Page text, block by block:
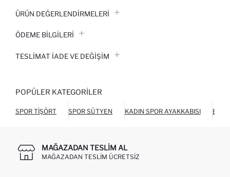
ÜRÜN DEĞERLENDİRMELERİ
ÖDEME BİLGİLERİ
TESLIMAT İADE VE DEĞIŞIM
POPÜLER KATEGORILER
SPOR TIŞÖRT SPOR SÜTYEN KADIN SPOR AYAKKABISI
MAĞAZADAN TESLIM AL
MAĞAZADAN TESLIM ÜCRETSIZ